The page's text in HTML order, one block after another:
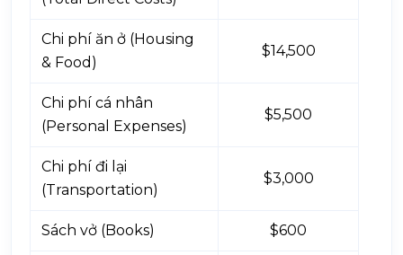
Chi phí ăn ở (Housing
& Food)
$14,500
Chi phí cá nhân
(Personal Expenses)
$5,500
Chi phí đi lại
(Transportation)
$3,000
Sách vở (Books) $600